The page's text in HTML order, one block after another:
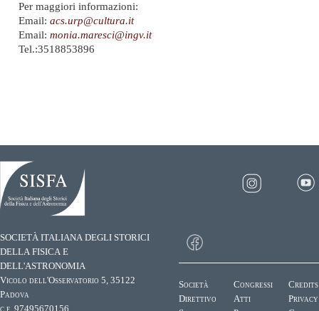
Per maggiori informazioni:
Email: acs.urp@cultura.it
Email: monia.maresci@ingv.it
Tel.:3518853896
SOCIETÀ ITALIANA DEGLI STORICI
DELLA FISICA E
DELL'ASTRONOMIA
Vicolo dell'Osservatorio 5, 35122
Padova
c.f. 97495670156
Società
Direttivo
Congressi
Atti
Credits
Privacy